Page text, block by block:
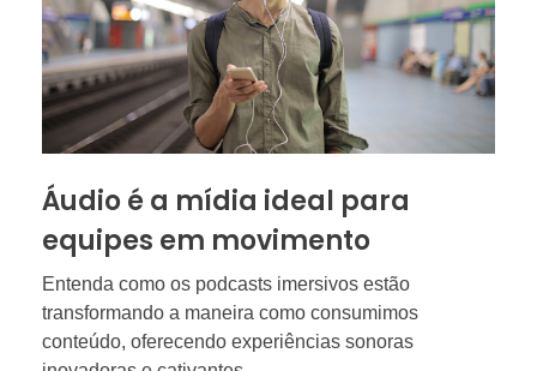
Áudio é a mídia ideal para
equipes em movimento
Entenda como os podcasts imersivos estão
transformando a maneira como consumimos
conteúdo, oferecendo experiências sonoras